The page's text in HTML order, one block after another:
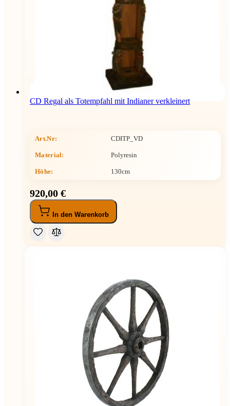
CD Regal als Totempfahl mit Indianer verkleinert
Art.Nr: CDITP_VD
Material: Polyresin
Höhe: 130cm
920,00 €
In den Warenkorb